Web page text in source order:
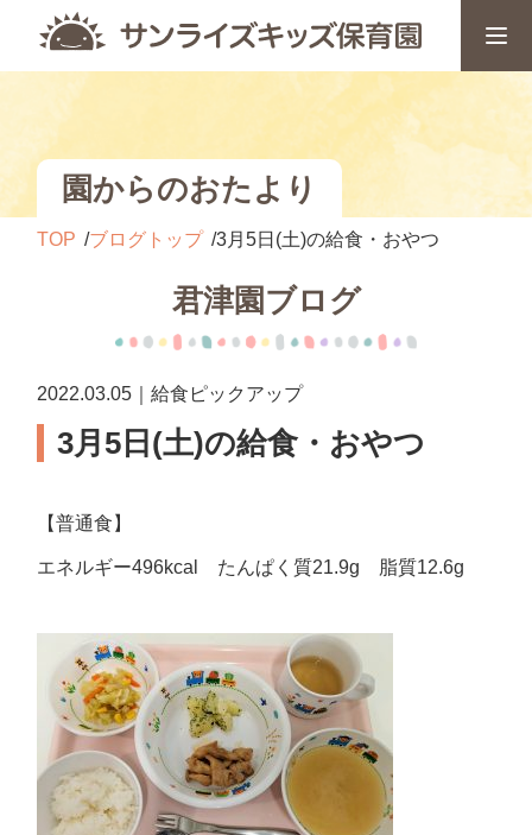
園からのおたより
TOP ブログトップ 3月5日(土)の給食・おやつ
君津園ブログ
2022.03.05｜給食ピックアップ
3月5日(土)の給食・おやつ
【普通食】
エネルギー496kcal たんぱく質21.9g 脂質12.6g